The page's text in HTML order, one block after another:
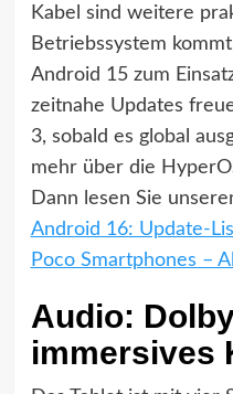
Kabel sind weitere
Betriebssystem
Android 15 zum
zeitnahe Updates
3, sobald es global
mehr über die
Dann lesen Sie
Android 16: Update-
Poco Smartphones –
Audio:
immersives